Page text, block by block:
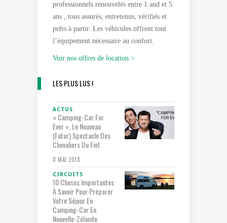
professionnels renouvelés entre 1 and et 5
ans , tous assurés, entretenus, vérifiés et
prêts à partir. Les véhicules offrent tout
l’équipement nécessaire au confort.
Voir nos offres de location >
LES PLUS LUS !
ACTUS
« Camping-Car For
Ever », Le Nouveau
(futur) Spectacle Des
Chevaliers Du Fiel
8 MAI 2018
CIRCUITS
10 Choses Importantes
À Savoir Pour Préparer
Votre Séjour En
Camping-Car En
Nouvelle-Zélande